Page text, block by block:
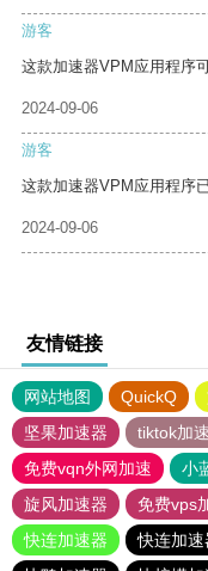
游客
这款加速器VPM应用程序
2024-09-06
游客
这款加速器VPM应用程序
2024-09-06
友情链接
网站地图 QuickQ
坚果加速器
tiktok加
免费vqn外网加速
小
旋风加速器
免费vps
快连加速器
快连加速